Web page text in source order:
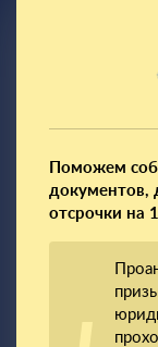
Поможем
документов,
отсрочки на